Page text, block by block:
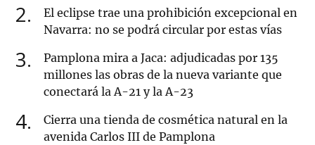
2
El eclipse trae una prohibición excepcional en
Navarra: no se podrá circular por estas vías
3
Pamplona mira a Jaca: adjudicadas por 135
millones las obras de la nueva variante que
conectará la A-21 y la A-23
4
Cierra una tienda de cosmética natural en la
avenida Carlos III de Pamplona